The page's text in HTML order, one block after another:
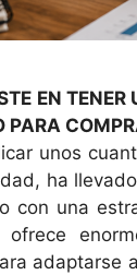
EN
PARA
unos
ha
con una
adaptarse